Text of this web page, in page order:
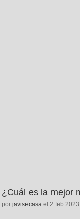
¿Cuál es la mejor
por javisecasa el 2 feb